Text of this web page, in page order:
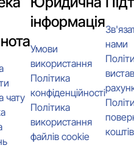
чату
інформація
Умови
використання
Політика
конфіденційності
Політика
використання
файлів cookie
нами
коштів